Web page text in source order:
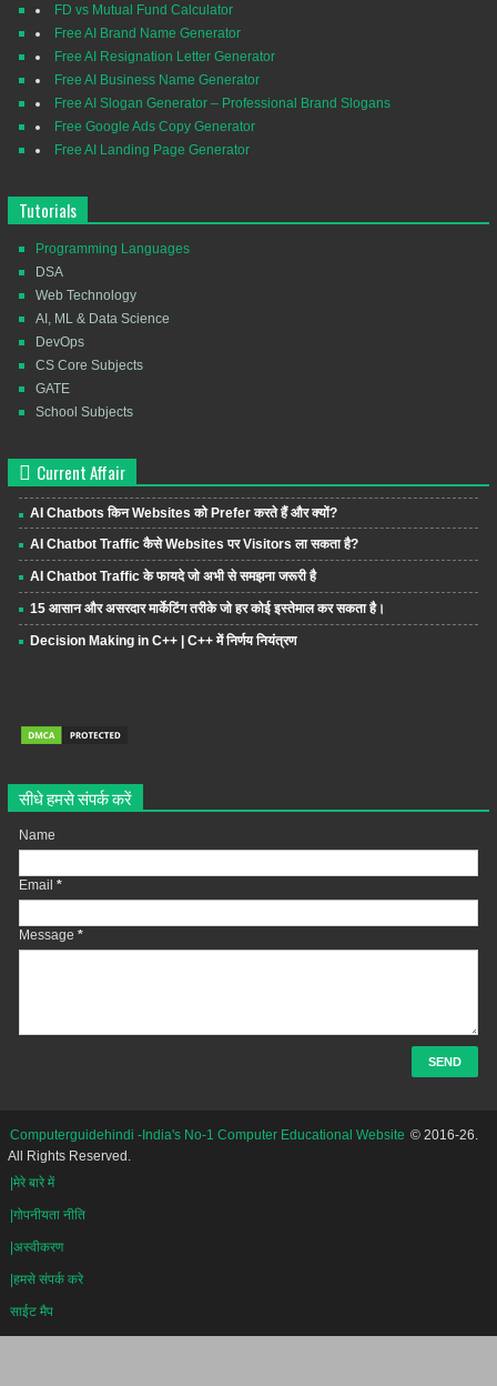
FD vs Mutual Fund Calculator
Free AI Brand Name Generator
Free AI Resignation Letter Generator
Free AI Business Name Generator
Free AI Slogan Generator – Professional Brand Slogans
Free Google Ads Copy Generator
Free AI Landing Page Generator
Tutorials
Programming Languages
DSA
Web Technology
AI, ML & Data Science
DevOps
CS Core Subjects
GATE
School Subjects
Current Affair
AI Chatbots किन Websites को Prefer करते हैं और क्यों?
AI Chatbot Traffic कैसे Websites पर Visitors ला सकता है?
AI Chatbot Traffic के फायदे जो अभी से समझना जरूरी है
15 आसान और असरदार मार्केटिंग तरीके जो हर कोई इस्तेमाल कर सकता है।
Decision Making in C++ | C++ में निर्णय नियंत्रण
सीधे हमसे संपर्क करें
Name
Email *
Message *
Computerguidehindi -India's No-1 Computer Educational Website © 2016-26.
All Rights Reserved.
|मेरे बारे में
|गोपनीयता नीति
|अस्वीकरण
|हमसे संपर्क करे
साईट मैप